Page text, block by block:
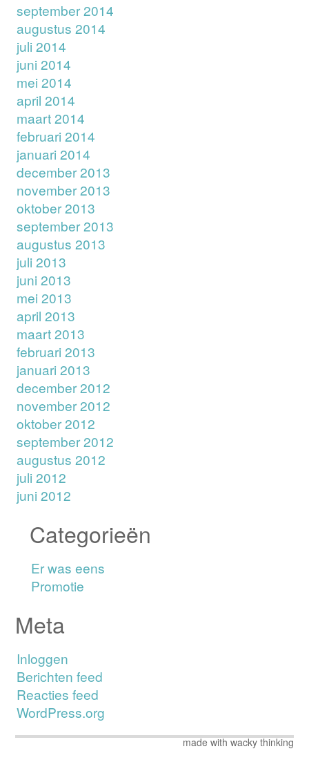
september 2014
augustus 2014
juli 2014
juni 2014
mei 2014
april 2014
maart 2014
februari 2014
januari 2014
december 2013
november 2013
oktober 2013
september 2013
augustus 2013
juli 2013
juni 2013
mei 2013
april 2013
maart 2013
februari 2013
januari 2013
december 2012
november 2012
oktober 2012
september 2012
augustus 2012
juli 2012
juni 2012
Categorieën
Er was eens
Promotie
Meta
Inloggen
Berichten feed
Reacties feed
WordPress.org
made with wacky thinking